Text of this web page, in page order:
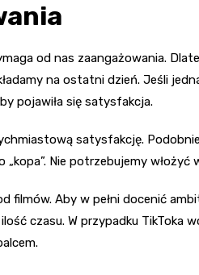
od nas zaangażowania.
na ostatni dzień. Jeśli
pojawiła się satysfakcja.
satysfakcję.
Nie potrzebujemy
filmów. Aby w pełni docenić
czasu. W przypadku TikToka